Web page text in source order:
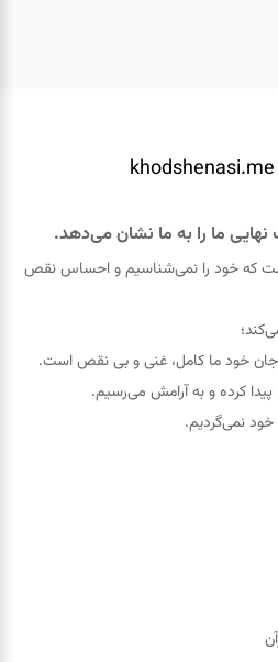
khodshenasi.me
ما را به ما نشان می‌دهد.
که خود را نمی‌شناسیم و احساس نقص
خود ما کامل، غنی و بی نقص است.
کرده و به آرامش می‌رسیم.
نمی‌گردیم.